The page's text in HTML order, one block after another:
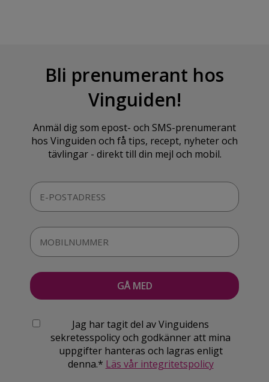
Bli prenumerant hos
Vinguiden!
Anmäl dig som epost- och SMS-prenumerant
hos Vinguiden och få tips, recept, nyheter och
tävlingar - direkt till din mejl och mobil.
Jag har tagit del av Vinguidens
sekretesspolicy och godkänner att mina
uppgifter hanteras och lagras enligt
denna.* Läs vår integritetspolicy